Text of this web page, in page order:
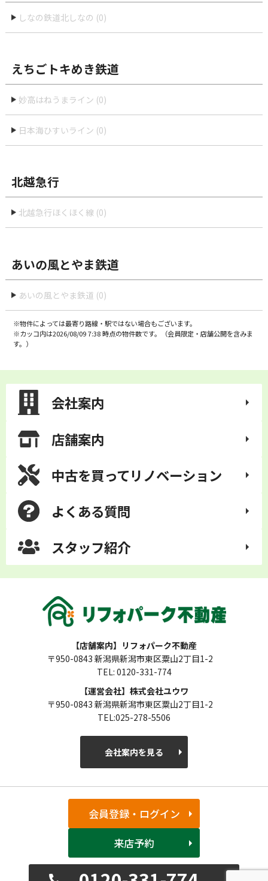
しなの鉄道北しなの (0)
えちごトキめき鉄道
妙高はねうまライン (0)
日本海ひすいライン (0)
北越急行
北越急行ほくほく線 (0)
あいの風とやま鉄道
あいの風とやま鉄道 (0)
※物件によっては最寄り路線・駅ではない場合もございます。
※カッコ内は2026/08/09 7:38 時点の物件数です。（会員限定・店舗公開を含みま
す。）
会社案内
店舗案内
中古を買ってリノベーション
よくある質問
スタッフ紹介
【店舗案内】リフォパーク不動産
〒950-0843 新潟県新潟市東区粟山2丁目1-2
TEL: 0120-331-774
【運営会社】株式会社ユウワ
〒950-0843 新潟県新潟市東区粟山2丁目1-2
TEL:025-278-5506
会社案内を見る
会員登録・ログイン
来店予約